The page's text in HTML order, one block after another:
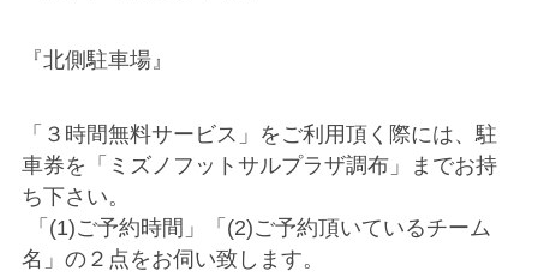
『北側駐車場』
「３時間無料サービス」をご利用頂く際には、駐
車券を「ミズノフットサルプラザ調布」までお持
ち下さい。
「(1)ご予約時間」「(2)ご予約頂いているチーム
名」の２点をお伺い致します。